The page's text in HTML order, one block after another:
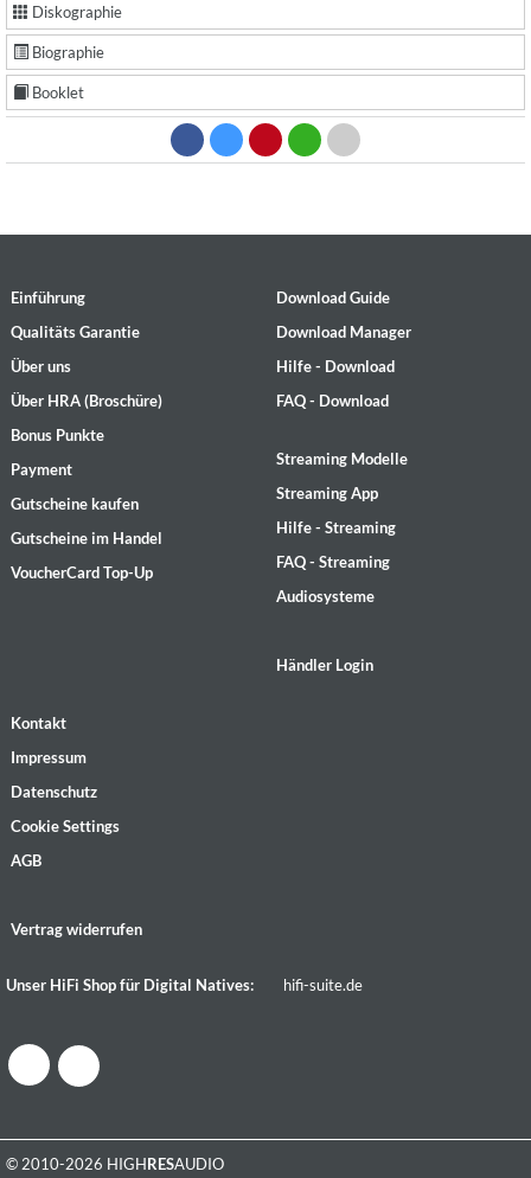
Diskographie
Biographie
Booklet
Einführung
Qualitäts Garantie
Über uns
Über HRA (Broschüre)
Bonus Punkte
Payment
Gutscheine kaufen
Gutscheine im Handel
VoucherCard Top-Up
Download Guide
Download Manager
Hilfe - Download
FAQ - Download
Streaming Modelle
Streaming App
Hilfe - Streaming
FAQ - Streaming
Audiosysteme
Händler Login
Kontakt
Impressum
Datenschutz
Cookie Settings
AGB
Vertrag widerrufen
Unser HiFi Shop für Digital Natives: hifi-suite.de
© 2010-2026 HIGHRESAUDIO